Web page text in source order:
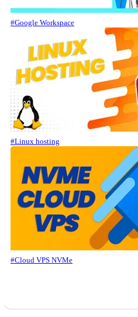
#Google Workspace
#Linux hosting
#Cloud VPS NVMe